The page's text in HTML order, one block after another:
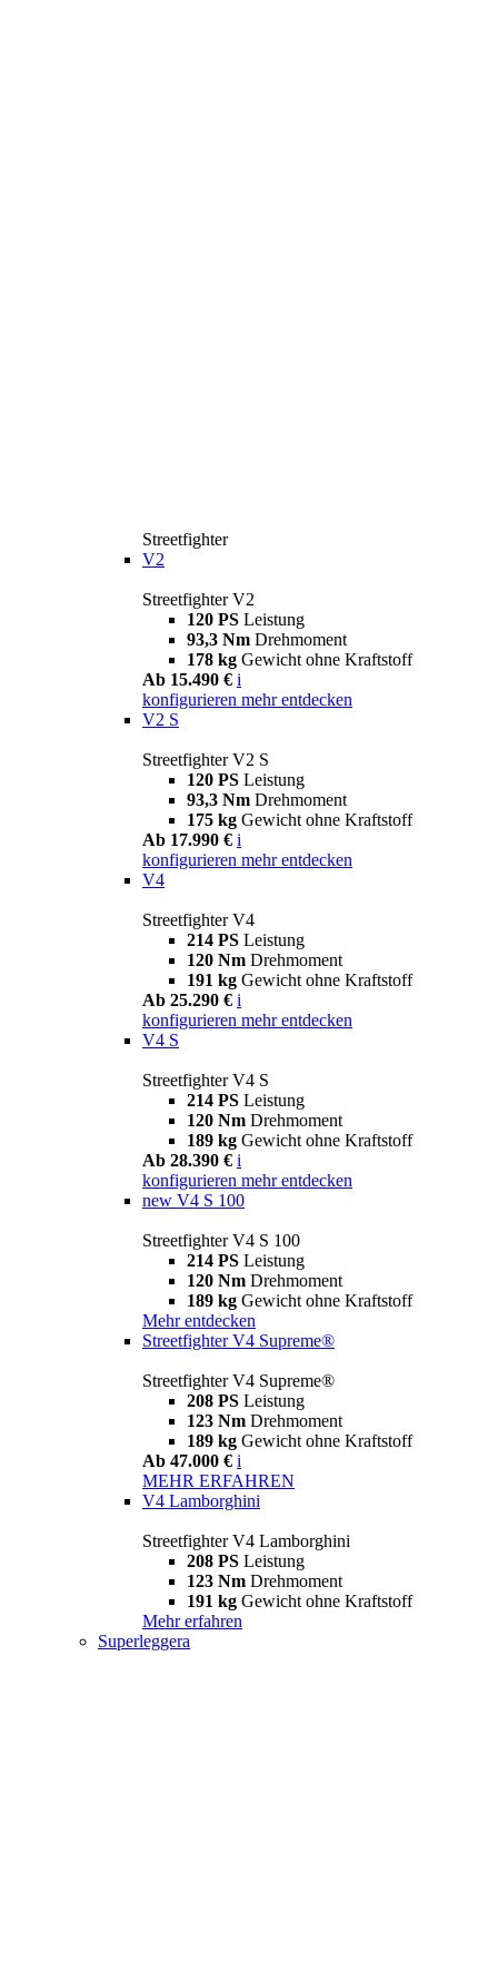
Streetfighter
V2
Streetfighter V2
120 PS Leistung
93,3 Nm Drehmoment
178 kg Gewicht ohne Kraftstoff
Ab 15.490 € i
konfigurieren mehr entdecken
V2 S
Streetfighter V2 S
120 PS Leistung
93,3 Nm Drehmoment
175 kg Gewicht ohne Kraftstoff
Ab 17.990 € i
konfigurieren mehr entdecken
V4
Streetfighter V4
214 PS Leistung
120 Nm Drehmoment
191 kg Gewicht ohne Kraftstoff
Ab 25.290 € i
konfigurieren mehr entdecken
V4 S
Streetfighter V4 S
214 PS Leistung
120 Nm Drehmoment
189 kg Gewicht ohne Kraftstoff
Ab 28.390 € i
konfigurieren mehr entdecken
new V4 S 100
Streetfighter V4 S 100
214 PS Leistung
120 Nm Drehmoment
189 kg Gewicht ohne Kraftstoff
Mehr entdecken
Streetfighter V4 Supreme®
Streetfighter V4 Supreme®
208 PS Leistung
123 Nm Drehmoment
189 kg Gewicht ohne Kraftstoff
Ab 47.000 € i
MEHR ERFAHREN
V4 Lamborghini
Streetfighter V4 Lamborghini
208 PS Leistung
123 Nm Drehmoment
191 kg Gewicht ohne Kraftstoff
Mehr erfahren
Superleggera